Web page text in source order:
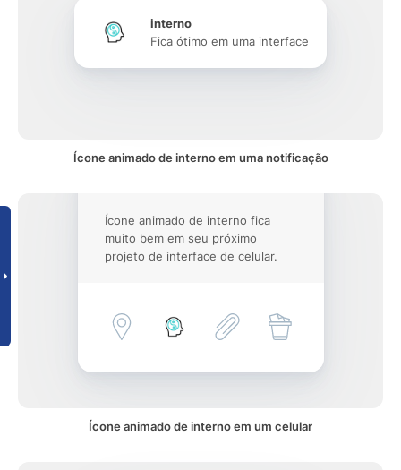
interno
Fica ótimo em uma interface
Ícone animado de interno em uma notificação
Ícone animado de interno fica
muito bem em seu próximo
projeto de interface de celular.
Ícone animado de interno em um celular